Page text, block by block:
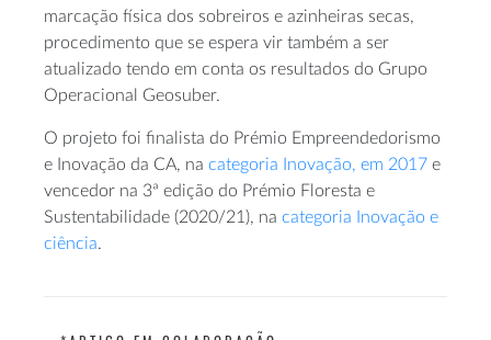
marcação física dos sobreiros e azinheiras secas,
procedimento que se espera vir também a ser
atualizado tendo em conta os resultados do Grupo
Operacional Geosuber.
O projeto foi finalista do Prémio Empreendedorismo
e Inovação da CA, na categoria Inovação, em 2017 e
vencedor na 3ª edição do Prémio Floresta e
Sustentabilidade (2020/21), na categoria Inovação e
ciência.